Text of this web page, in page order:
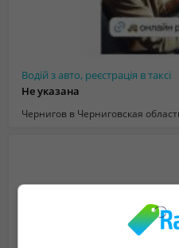
Водій з авто, реєстрація в таксі
Не указана
Чернигов в Черниговская